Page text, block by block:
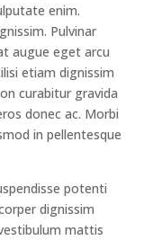
enim.
Pulvinar
augue eget arcu
etiam dignissim
curabitur gravida
donec ac. Morbi
in pellentesque
potenti
dignissim
mattis